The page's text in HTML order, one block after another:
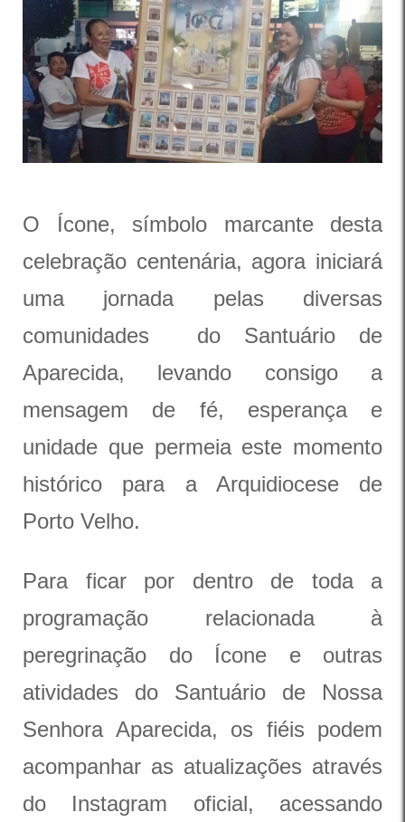
O Ícone, símbolo marcante desta
celebração centenária, agora iniciará
uma jornada pelas diversas
comunidades do Santuário de
Aparecida, levando consigo a
mensagem de fé, esperança e
unidade que permeia este momento
histórico para a Arquidiocese de
Porto Velho.
Para ficar por dentro de toda a
programação relacionada à
peregrinação do Ícone e outras
atividades do Santuário de Nossa
Senhora Aparecida, os fiéis podem
acompanhar as atualizações através
do Instagram oficial, acessando